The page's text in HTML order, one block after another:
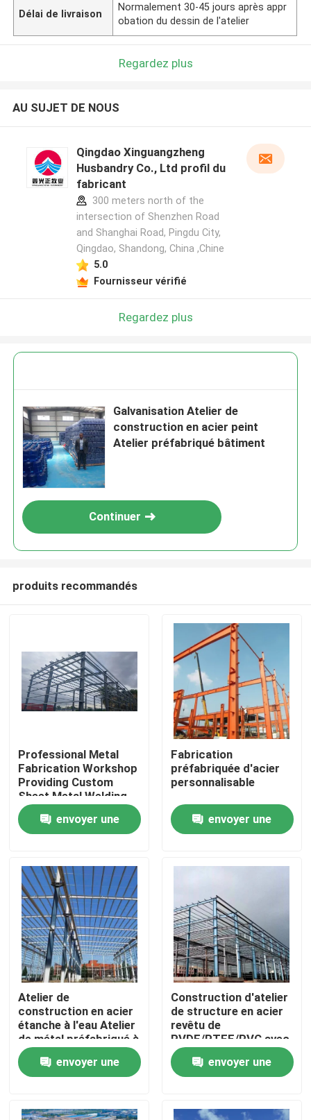
Produits
À propos de nous
Contrôle de la qualité
Nous contacter
Nouvelles
Les affaires
Demandez un devis
Entrepôt de structures en acier
Délai de livraison
Normalement 30-45 jours après appr
obation du dessin de l'atelier
Regardez plus
AU SUJET DE NOUS
Qingdao Xinguangzheng
Husbandry Co., Ltd profil du
fabricant
300 meters north of the
intersection of Shenzhen Road
and Shanghai Road, Pingdu City,
Qingdao, Shandong, China ,Chine
5.0
Fournisseur vérifié
Regardez plus
Galvanisation Atelier de
construction en acier peint
Atelier préfabriqué bâtiment
Continuer
produits recommandés
Professional Metal
Fabrication Workshop
Providing Custom
Sheet Metal Welding
Cutting and Assembly
Solutions for
Industrial
envoyer une
Fabrication
préfabriquée d'acier
personnalisable
envoyer une
Atelier de
construction en acier
étanche à l'eau Atelier
de métal préfabriqué à
faible teneur en
carboneenvoyer une
Construction d'atelier
de structure en acier
revêtu de
PVDF/PTFE/PVC avec
capacité de levage par
grue
envoyer une